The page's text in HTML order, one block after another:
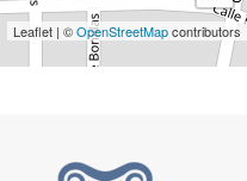
Leaflet | ©OpenStreetMapcontributors